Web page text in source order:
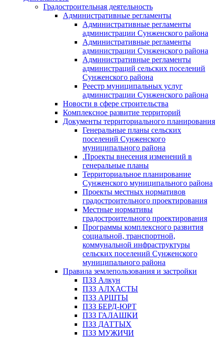
Градостроительная деятельность
Административные регламенты
Административные регламенты
администрации Сунженского района
Административные регламенты
администрации Сунженского района
Административные регламенты
администраций сельских поселений
Сунженского района
Реестр муниципальных услуг
администрации Сунженского района
Новости в сфере строительства
Комплексное развитие территорий
Документы территориального планирования
Генеральные планы сельских
поселений Сунженского
муниципального района
.Проекты внесения изменений в
генеральные планы
Территориальное планирование
Сунженского муниципального района
Проекты местных нормативов
градостроительного проектирования
Местные нормативы
градостроительного проектирования
Программы комплексного развития
социальной, транспортной,
коммунальной инфраструктуры
сельских поселений Сунженского
муниципального района
Правила землепользования и застройки
ПЗЗ Алкун
ПЗЗ АЛХАСТЫ
ПЗЗ АРШТЫ
ПЗЗ БЕРД-ЮРТ
ПЗЗ ГАЛАШКИ
ПЗЗ ДАТТЫХ
ПЗЗ МУЖИЧИ